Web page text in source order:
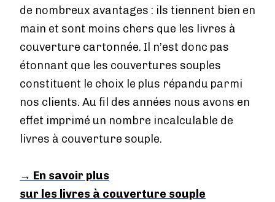
de nombreux avantages : ils tiennent bien en
main et sont moins chers que les livres à
couverture cartonnée. Il n’est donc pas
étonnant que les couvertures souples
constituent le choix le plus répandu parmi
nos clients. Au fil des années nous avons en
effet imprimé un nombre incalculable de
livres à couverture souple.
→ En savoir plus
sur les livres à couverture souple